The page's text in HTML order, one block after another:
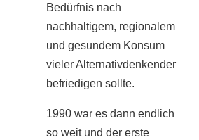
Bedürfnis nach
nachhaltigem, regionalem
und gesundem Konsum
vieler Alternativdenkender
befriedigen sollte.
1990 war es dann endlich
so weit und der erste